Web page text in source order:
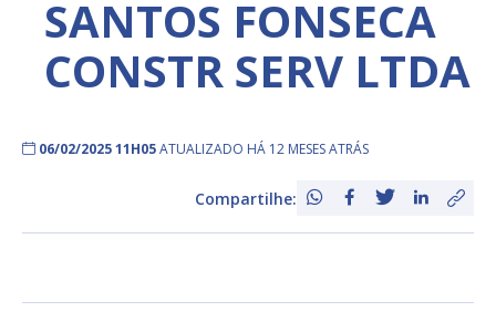
SANTOS FONSECA
CONSTR SERV LTDA
06/02/2025 11H05ATUALIZADO HÁ 12 MESES ATRÁS
Compartilhe: